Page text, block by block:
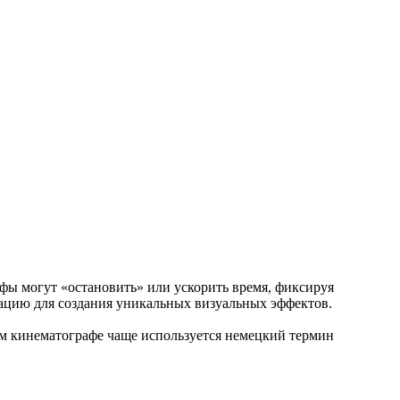
могут «остановить» или ускорить время, фиксируя
для создания уникальных визуальных эффектов.
чаще используется немецкий термин